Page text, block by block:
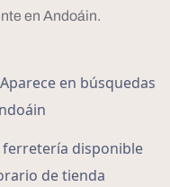
en Andoáin.
en búsquedas
ferretería disponible
de tienda